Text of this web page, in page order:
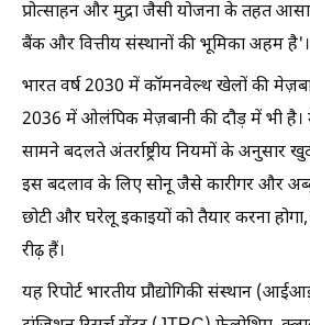
प्रोत्साहन और मुद्रा जैसी योजना के तहत
बैंक और वित्तीय संस्थानों की भूमिका अहम है'।
भारत वर्ष 2030 में कॉमनवेल्थ खेलों की
2036 में ओलंपिक मेज़बानी की दौड़ में भी
सामने बदलते अंतर्राष्ट्रीय नियमों के अनुसार
इस बदलाव के लिए सोनू जैसे कारीगर और
छोटी और घरेलू इकाइयों को तैयार करना
रीढ़ हैं।
यह रिपोर्ट भारतीय प्रौद्योगिकी संस्थान